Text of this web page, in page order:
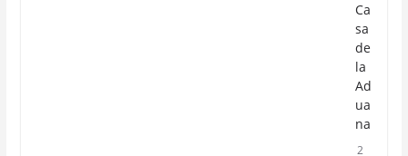
Ca
sa
de
la
Ad
ua
na
2